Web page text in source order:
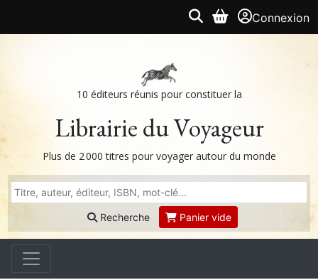
Connexion
10 éditeurs réunis pour constituer la
Librairie du Voyageur
Plus de 2 000 titres pour voyager autour du monde
Recherche Panier vide